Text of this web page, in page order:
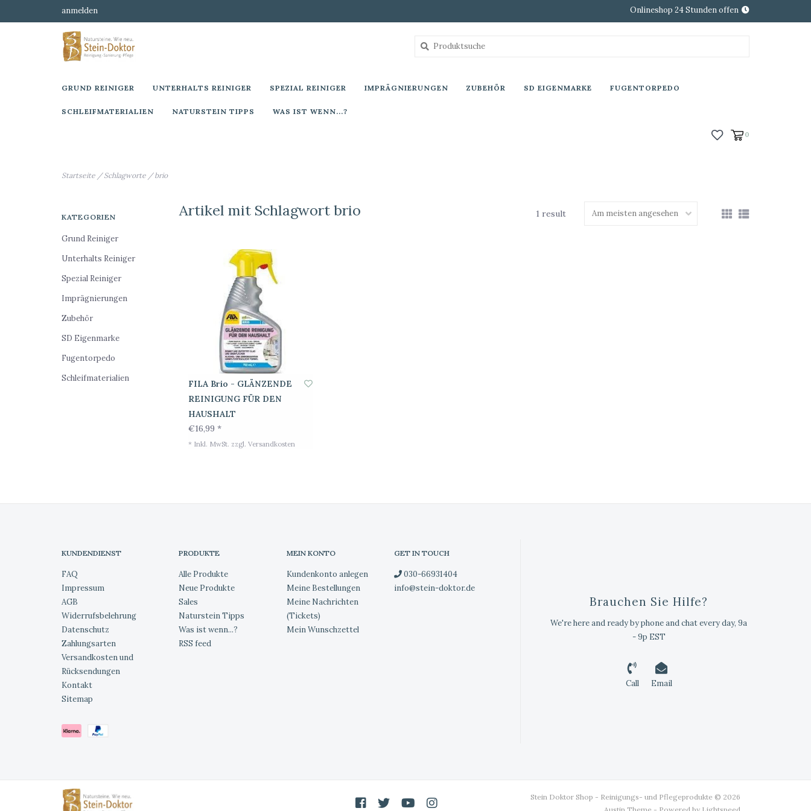
anmelden Onlineshop 24 Stunden offen
GRUND REINIGER UNTERHALTS REINIGER SPEZIAL REINIGER IMPRÄGNIERUNGEN ZUBEHÖR SD EIGENMARKE FUGENTORPEDO
SCHLEIFMATERIALIEN NATURSTEIN TIPPS WAS IST WENN...?
0
Startseite /Schlagworte /brio
KATEGORIEN
Grund Reiniger
Unterhalts Reiniger
Spezial Reiniger
Imprägnierungen
Zubehör
SD Eigenmarke
Fugentorpedo
Schleifmaterialien
Artikel mit Schlagwort brio 1 result
FILA Brio - GLÄNZENDE
REINIGUNG FÜR DEN
HAUSHALT
€16,99 *
* Inkl. MwSt. zzgl. Versandkosten
KUNDENDIENST
FAQ
Impressum
AGB
Widerrufsbelehrung
Datenschutz
Zahlungsarten
Versandkosten und
Rücksendungen
Kontakt
Sitemap
PRODUKTE
Alle Produkte
Neue Produkte
Sales
Naturstein Tipps
Was ist wenn...?
RSS feed
MEIN KONTO
Kundenkonto anlegen
Meine Bestellungen
Meine Nachrichten
(Tickets)
Mein Wunschzettel
GET IN TOUCH
030-66931404
info@stein-doktor.de
Brauchen Sie Hilfe?
We're here and ready by phone and chat every day, 9a
- 9p EST
Call Email
Stein Doktor Shop - Reinigungs- und Pflegeprodukte © 2026